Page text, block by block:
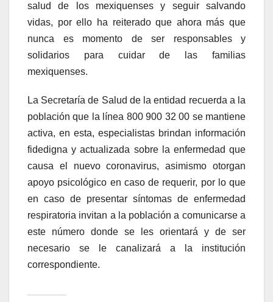
salud de los mexiquenses y seguir salvando
vidas, por ello ha reiterado que ahora más que
nunca es momento de ser responsables y
solidarios para cuidar de las familias
mexiquenses.
La Secretaría de Salud de la entidad recuerda a la
población que la línea 800 900 32 00 se mantiene
activa, en esta, especialistas brindan información
fidedigna y actualizada sobre la enfermedad que
causa el nuevo coronavirus, asimismo otorgan
apoyo psicológico en caso de requerir, por lo que
en caso de presentar síntomas de enfermedad
respiratoria invitan a la población a comunicarse a
este número donde se les orientará y de ser
necesario se le canalizará a la institución
correspondiente.